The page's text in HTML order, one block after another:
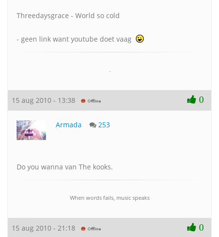
Threedaysgrace - World so cold
- geen link want youtube doet vaag
.
15 aug 2010 - 13:38 0
Armada 253
Do you wanna van The kooks.
When words fails, music speaks
15 aug 2010 - 21:18 0